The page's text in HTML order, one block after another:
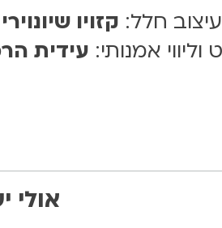
חלל: קזויו
אמנותי: עידית
אולי